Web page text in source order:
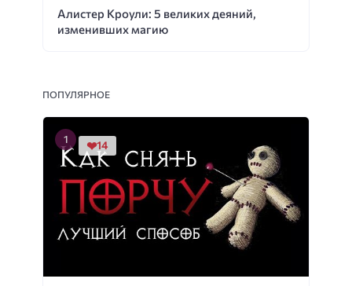
Алистер Кроули: 5 великих деяний,
изменивших магию
ПОПУЛЯРНОЕ
14